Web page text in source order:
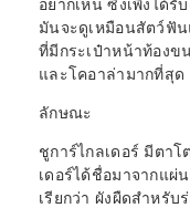
มันจะดูเหมือนสัตว์ฟั
ที่มีกระเป๋าหน้าท้องข
และโคอาล่ามากที่สุด
ลักษณะ
ชูการ์ไกลเดอร์ มีตา
เดอร์ได้ชื่อมาจากแผ่
เรียกว่า ผังผืดสำหรั